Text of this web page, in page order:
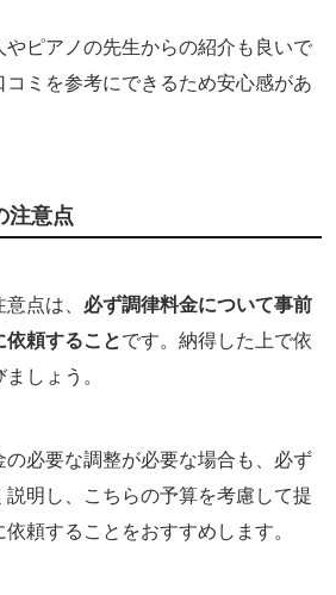
やピアノの先生からの紹介も良いで
コミを参考にできるため安心感があ
注意点
点は、 必ず調律料金について事前
頼することです。納得した上で依
しょう。
の必要な調整が必要な場合も、必ず
明し、こちらの予算を考慮して提
頼することをおすすめします。